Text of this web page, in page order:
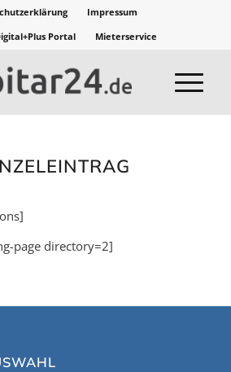
Impressum
Portal
Mieterservice
page directory=2]